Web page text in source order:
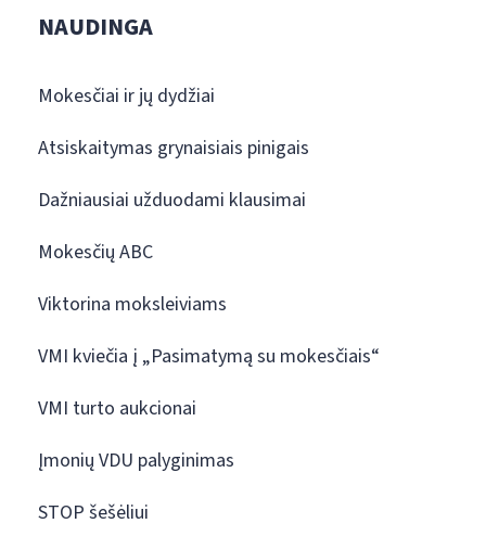
NAUDINGA
Mokesčiai ir jų dydžiai
Atsiskaitymas grynaisiais pinigais
Dažniausiai užduodami klausimai
Mokesčių ABC
Viktorina moksleiviams
VMI kviečia į „Pasimatymą su mokesčiais“
VMI turto aukcionai
Įmonių VDU palyginimas
STOP šešėliui